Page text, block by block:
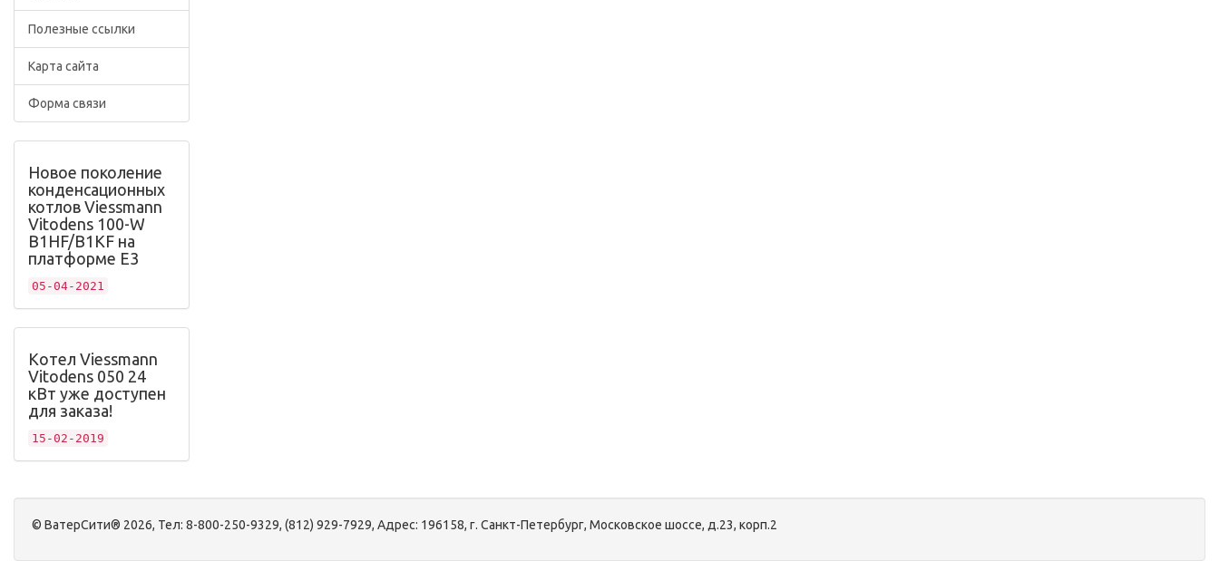
Полезные ссылки
Карта сайта
Форма связи
Новое поколение
конденсационных
котлов Viessmann
Vitodens 100-W
B1HF/B1KF на
платформе Е3
05-04-2021
Котел Viessmann
Vitodens 050 24
кВт уже доступен
для заказа!
15-02-2019
© ВатерСити® 2026, Тел: 8-800-250-9329, (812) 929-7929, Адрес: 196158, г. Санкт-Петербург, Московское шоссе, д.23, корп.2